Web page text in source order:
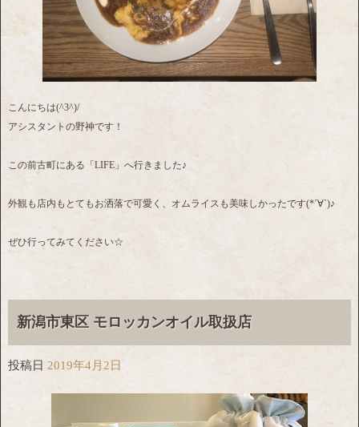
こんにちは(^3^)/
アシスタントの野神です！
この前古町にある「LIFE」へ行きました♪
外観も店内もとてもお洒落で可愛く、オムライスも美味しかったです(*´∀`)♪
ぜひ行ってみてください☆
新潟市東区 モロッカンオイル取扱店
投稿日 2019年4月2日